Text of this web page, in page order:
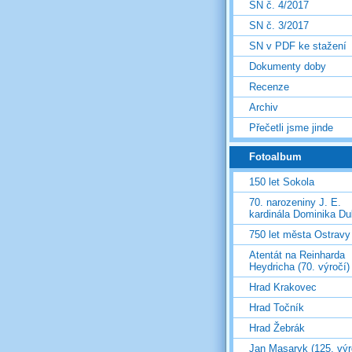
SN č. 4/2017
SN č. 3/2017
SN v PDF ke stažení
Dokumenty doby
Recenze
Archiv
Přečetli jsme jinde
Fotoalbum
150 let Sokola
70. narozeniny J. E.
kardinála Dominika
750 let města Ostravy
Atentát na Reinharda
Heydricha (70. výročí)
Hrad Krakovec
Hrad Točník
Hrad Žebrák
Jan Masaryk (125.